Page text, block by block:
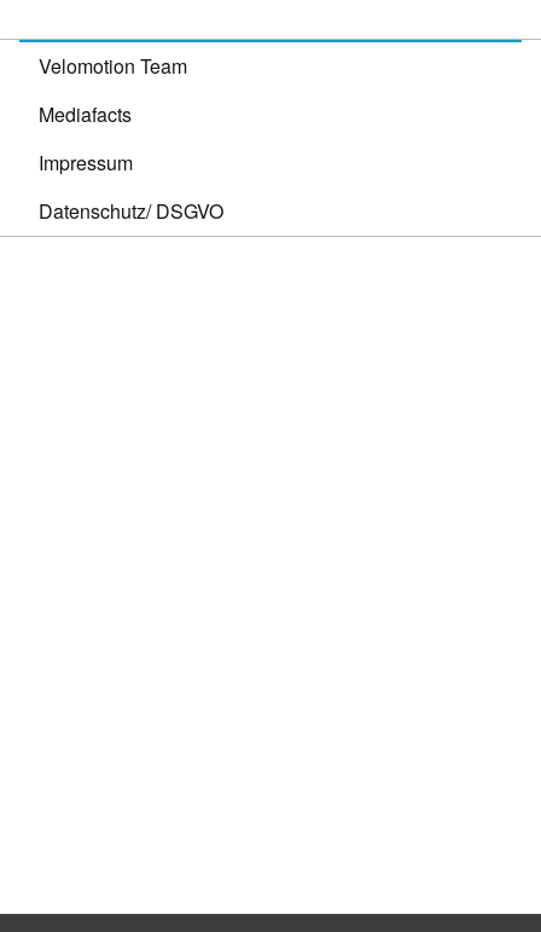
Velomotion Team
Mediafacts
Impressum
Datenschutz/ DSGVO